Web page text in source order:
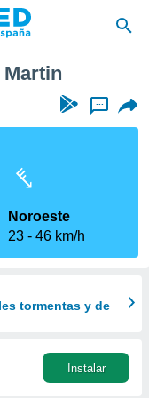
Martin
...
Noroeste
23
46 km/h
tormentas y de
Instalar